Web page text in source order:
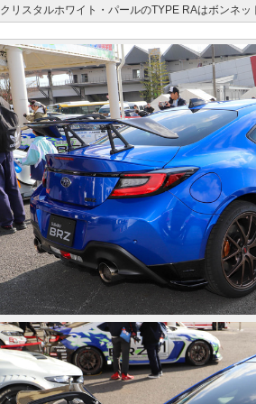
クリスタルホワイト・パールのTYPE RAはボンネッ